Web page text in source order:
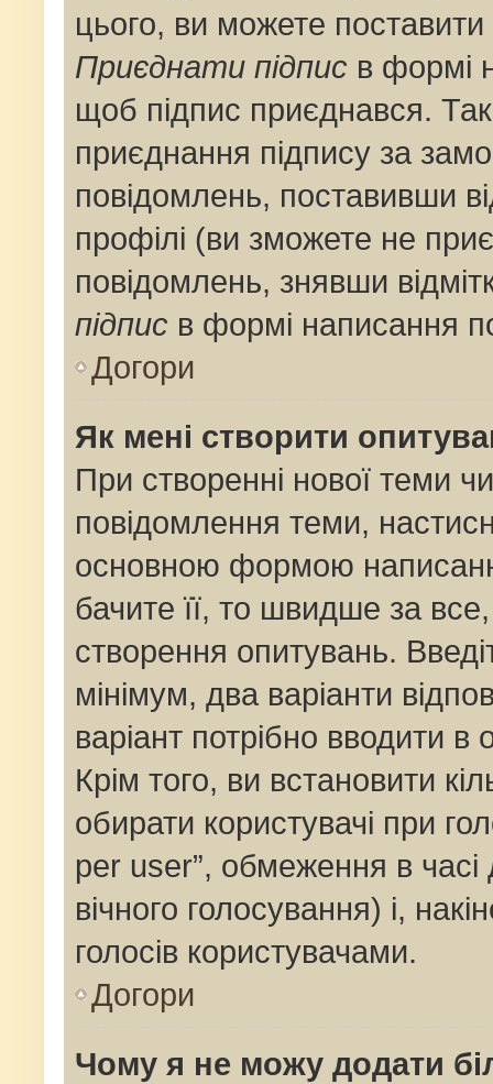
цього, ви можете
Приєднати підпис в формі
щоб підпис приєднався.
приєднання підпису за
повідомлень, поставивши
профілі (ви зможете не
повідомлень, знявши
підпис в формі написання
Догори
Як мені створити
При створенні нової теми
повідомлення теми,
основною формою
бачите її, то швидше за
створення опитувань.
мінімум, два варіанти
варіант потрібно вводити в
Крім того, ви встановити
обирати користувачі при
per user”, обмеження в
вічного голосування) і,
голосів користувачами.
Догори
Чому я не можу додати